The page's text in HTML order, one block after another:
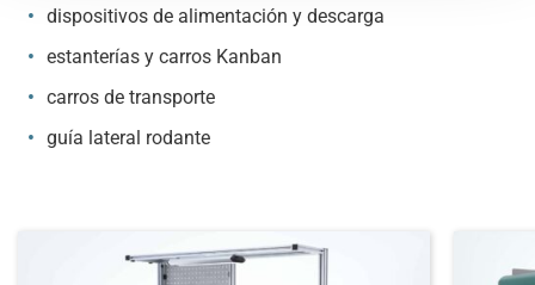
dispositivos de alimentación y descarga
estanterías y carros Kanban
carros de transporte
guía lateral rodante